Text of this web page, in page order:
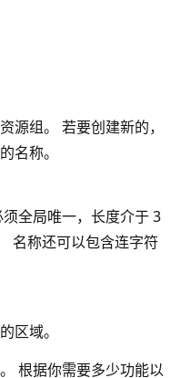
源组。 若要创建新的，
名称。
全局唯一，长度介于 3
名称还可以包含连字符
区域。
根据你需要多少功能以